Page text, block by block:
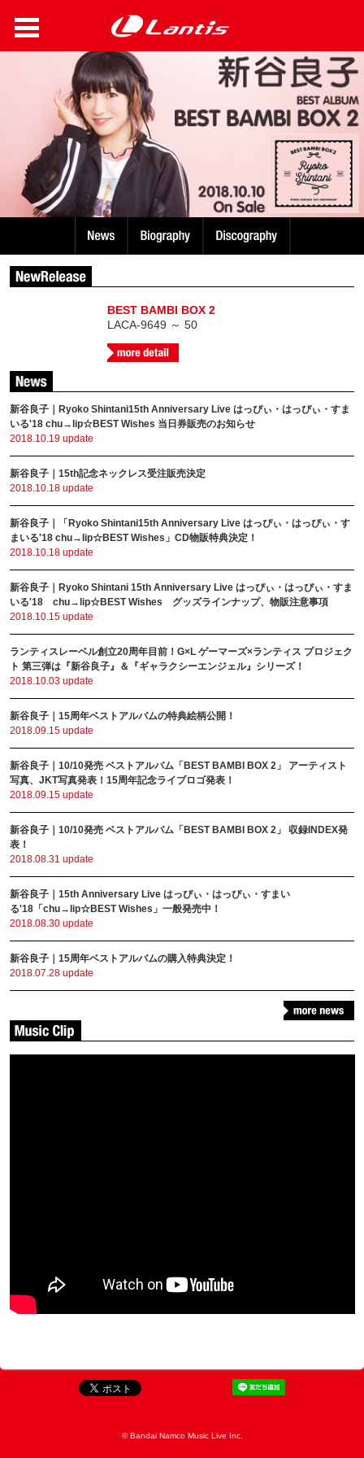
BEST BAMBI BOX 2
LACA-9649 ～ 50
新谷良子｜Ryoko Shintani15th Anniversary Live はっぴぃ・はっぴぃ・すま
いる'18 chu→lip☆BEST Wishes 当日券販売のお知らせ
2018.10.19 update
新谷良子｜15th記念ネックレス受注販売決定
2018.10.18 update
新谷良子｜「Ryoko Shintani15th Anniversary Live はっぴぃ・はっぴぃ・す
まいる'18 chu→lip☆BEST Wishes」CD物販特典決定！
2018.10.18 update
新谷良子｜Ryoko Shintani 15th Anniversary Live はっぴぃ・はっぴぃ・すま
いる'18 chu→lip☆BEST Wishes グッズラインナップ、物販注意事項
2018.10.15 update
ランティスレーベル創立20周年目前！G×L ゲーマーズ×ランティス プロジェク
ト 第三弾は『新谷良子』＆『ギャラクシーエンジェル』シリーズ！
2018.10.03 update
新谷良子｜15周年ベストアルバムの特典絵柄公開！
2018.09.15 update
新谷良子｜10/10発売 ベストアルバム「BEST BAMBI BOX 2」 アーティスト
写真、JKT写真発表！15周年記念ライブロゴ発表！
2018.09.15 update
新谷良子｜10/10発売 ベストアルバム「BEST BAMBI BOX 2」 収録INDEX発
表！
2018.08.31 update
新谷良子｜15th Anniversary Live はっぴぃ・はっぴぃ・すまい
る'18「chu→lip︎☆BEST Wishes」一般発売中！
2018.08.30 update
新谷良子｜15周年ベストアルバムの購入特典決定！
2018.07.28 update
© Bandai Namco Music Live Inc.